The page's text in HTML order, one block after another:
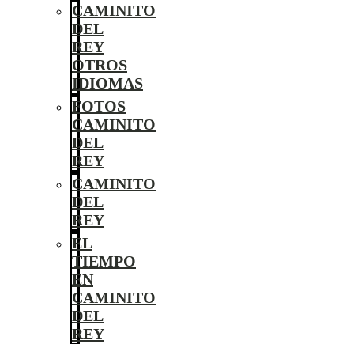
CAMINITO
DEL
REY
OTROS
IDIOMAS
FOTOS
CAMINITO
DEL
REY
CAMINITO
DEL
REY
EL
TIEMPO
EN
CAMINITO
DEL
REY